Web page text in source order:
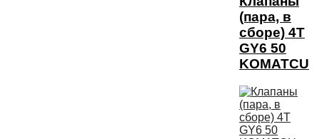
(пара, в
сборе) 4T
GY6 50
KOMATCU